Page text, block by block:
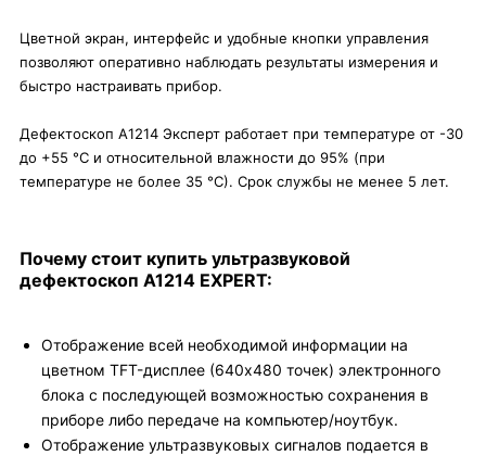
Цветной экран, интерфейс и удобные кнопки управления
позволяют оперативно наблюдать результаты измерения и
быстро настраивать прибор.
Дефектоскоп A1214 Эксперт работает при температуре от -30
до +55 °С и относительной влажности до 95% (при
температуре не более 35 °С). Срок службы не менее 5 лет.
Почему стоит купить ультразвуковой
дефектоскоп А1214 EXPERT:
Отображение всей необходимой информации на
цветном TFT-дисплее (640х480 точек) электронного
блока с последующей возможностью сохранения в
приборе либо передаче на компьютер/ноутбук.
Отображение ультразвуковых сигналов подается в